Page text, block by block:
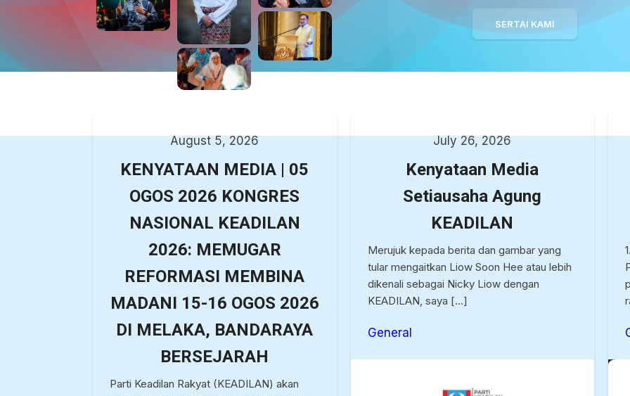
SERTAI KAMI
August 5, 2026
KENYATAAN MEDIA | 05
OGOS 2026 KONGRES
NASIONAL KEADILAN
2026: MEMUGAR
REFORMASI MEMBINA
MADANI 15-16 OGOS 2026
DI MELAKA, BANDARAYA
BERSEJARAH
Parti Keadilan Rakyat (KEADILAN) akan
July 26, 2026
Kenyataan Media
Setiausaha Agung
KEADILAN
Merujuk kepada berita dan gambar yang
tular mengaitkan Liow Soon Hee atau lebih
dikenali sebagai Nicky Liow dengan
KEADILAN, saya […]
General